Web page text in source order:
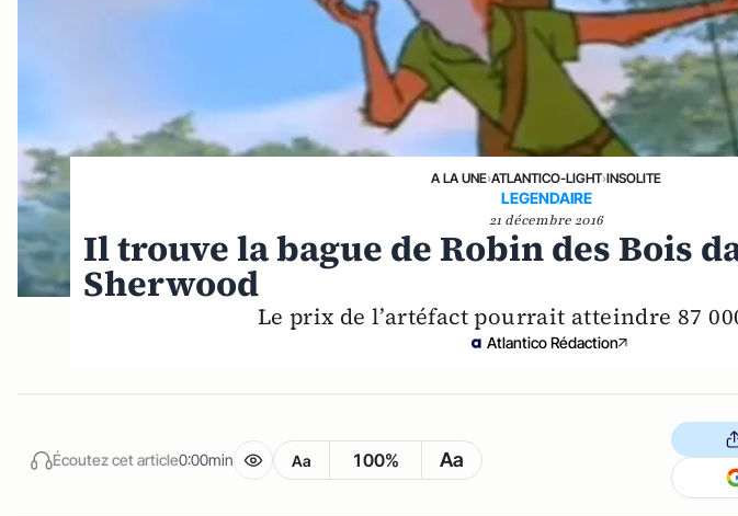
A LA UNE›ATLANTICO-LIGHT›INSOLITE
LEGENDAIRE
21 décembre 2016
Il trouve la bague de Robin des Bois
Sherwood
Le prix de l’artéfact pourrait atteindre 87
Atlantico Rédaction
Écoutez cet article0:00min Aa 100% Aa